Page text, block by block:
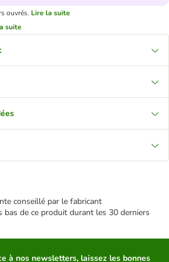
ouvrés. Lire la suite
suite
conseillé par le fabricant
de ce produit durant les 30 derniers
à nos newsletters, laissez les bonnes